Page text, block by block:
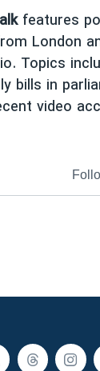
features
London
Topics
bills in
video